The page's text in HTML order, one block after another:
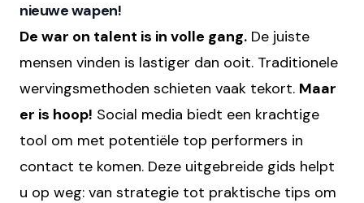
nieuwe wapen!
De war on talent is in volle gang. De juiste
mensen vinden is lastiger dan ooit. Traditionele
wervingsmethoden schieten vaak tekort. Maar
er is hoop! Social media biedt een krachtige
tool om met potentiële top performers in
contact te komen. Deze uitgebreide gids helpt
u op weg: van strategie tot praktische tips om